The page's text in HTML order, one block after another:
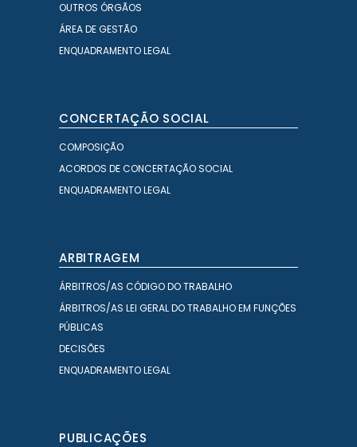
OUTROS ÓRGÃOS
ÁREA DE GESTÃO
ENQUADRAMENTO LEGAL
CONCERTAÇÃO SOCIAL
COMPOSIÇÃO
ACORDOS DE CONCERTAÇÃO SOCIAL
ENQUADRAMENTO LEGAL
ARBITRAGEM
ÁRBITROS/AS CÓDIGO DO TRABALHO
ÁRBITROS/AS LEI GERAL DO TRABALHO EM FUNÇÕES
PÚBLICAS
DECISÕES
ENQUADRAMENTO LEGAL
PUBLICAÇÕES